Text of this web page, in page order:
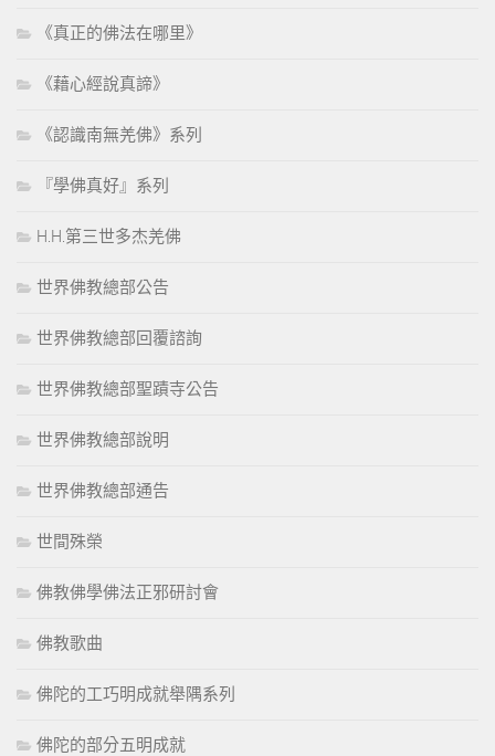
《真正的佛法在哪里》
《藉心經說真諦》
《認識南無羌佛》系列
『學佛真好』系列
H.H.第三世多杰羌佛
世界佛教總部公告
世界佛教總部回覆諮詢
世界佛教總部聖蹟寺公告
世界佛教總部說明
世界佛教總部通告
世間殊榮
佛教佛學佛法正邪研討會
佛教歌曲
佛陀的工巧明成就舉隅系列
佛陀的部分五明成就